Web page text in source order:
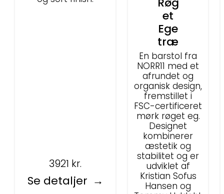
3921 kr.
Se detaljer
et
Ege
træ
En barstol fra
NORR11 med et
afrundet og
organisk design,
fremstillet i
FSC-certificeret
mørk røget eg.
Designet
kombinerer
æstetik og
stabilitet og er
udviklet af
Kristian Sofus
Hansen og